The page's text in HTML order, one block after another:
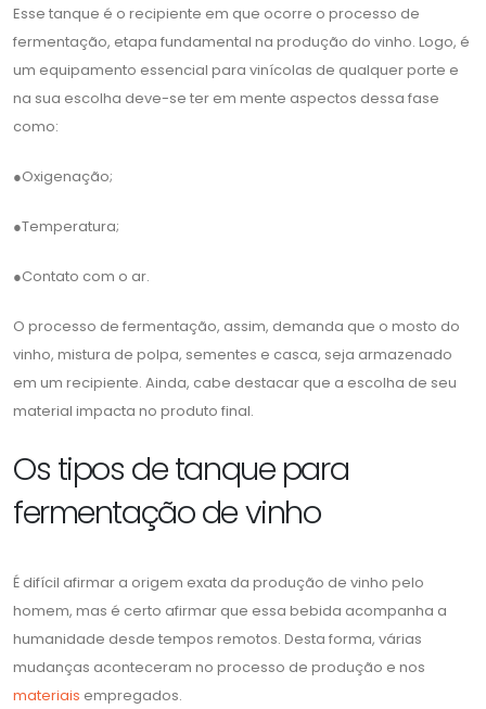
Esse tanque é o recipiente em que ocorre o processo de
fermentação, etapa fundamental na produção do vinho. Logo, é
um equipamento essencial para vinícolas de qualquer porte e
na sua escolha deve-se ter em mente aspectos dessa fase
como:
●Oxigenação;
●Temperatura;
●Contato com o ar.
O processo de fermentação, assim, demanda que o mosto do
vinho, mistura de polpa, sementes e casca, seja armazenado
em um recipiente. Ainda, cabe destacar que a escolha de seu
material impacta no produto final.
Os tipos de tanque para
fermentação de vinho
É difícil afirmar a origem exata da produção de vinho pelo
homem, mas é certo afirmar que essa bebida acompanha a
humanidade desde tempos remotos. Desta forma, várias
mudanças aconteceram no processo de produção e nos
materiais empregados.